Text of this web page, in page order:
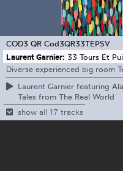
COD3 QR Cod3QR33TEPSV
Laurent Garnier: 33 Tours Et
Diverse experienced big room
Laurent Garnier featuring
Tales from The Real World
show all 17 tracks